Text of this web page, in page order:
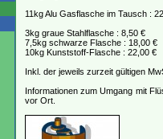
11kg Alu Gasflasche im Tausch :
3kg graue Stahlflasche : 8,50 €
7,5kg schwarze Flasche : 18,00 €
10kg Kunststoff-Flasche : 22,00 €
Inkl. der jeweils zurzeit gültigen
Informationen zum Umgang mit
vor Ort.